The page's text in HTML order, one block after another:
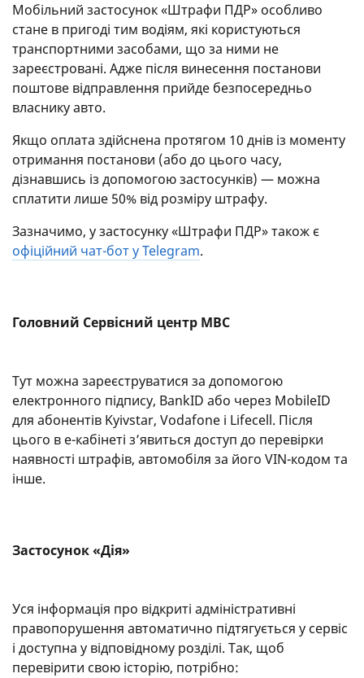
Мобільний застосунок «Штрафи ПДР» особливо
стане в пригоді тим водіям, які користуються
транспортними засобами, що за ними не
зареєстровані. Адже після винесення постанови
поштове відправлення прийде безпосередньо
власнику авто.
Якщо оплата здійснена протягом 10 днів із моменту
отримання постанови (або до цього часу,
дізнавшись із допомогою застосунків) — можна
сплатити лише 50% від розміру штрафу.
Зазначимо, у застосунку «Штрафи ПДР» також є
офіційний чат-бот у Telegram.
Головний Сервісний центр МВС
Тут можна зареєструватися за допомогою
електронного підпису, BankID або через MobileID
для абонентів Kyivstar, Vodafone і Lifecell. Після
цього в е-кабінеті з’явиться доступ до перевірки
наявності штрафів, автомобіля за його VIN-кодом та
інше.
Застосунок «Дія»
Уся інформація про відкриті адміністративні
правопорушення автоматично підтягується у сервіс
і доступна у відповідному розділі. Так, щоб
перевірити свою історію, потрібно: